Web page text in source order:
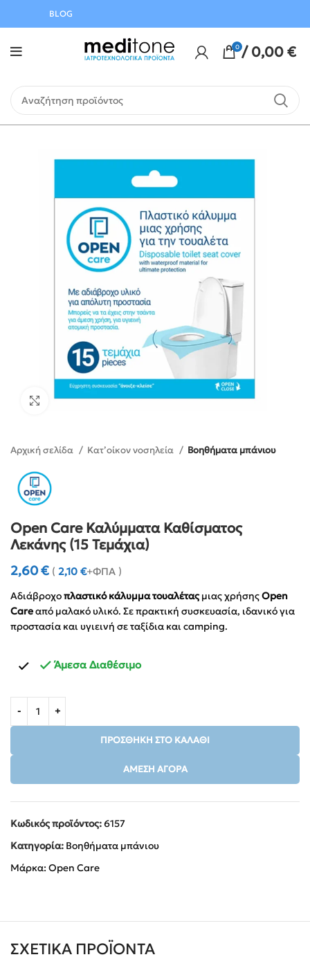
BLOG
0 / 0,00€
Click to enlarge
Αρχική σελίδα Κατ’οίκον νοσηλεία Βοηθήματα μπάνιου
Open Care Καλύμματα Καθίσματος
Λεκάνης (15 Τεμάχια)
2,60€ ( 2,10 €+ΦΠΑ )
Αδιάβροχοπλαστικό κάλυμμα τουαλέταςμιας χρήσηςOpen
Careαπό μαλακό υλικό. Σε πρακτική συσκευασία, ιδανικό για
προστασία και υγιεινή σε ταξίδια και camping.
Άμεσα Διαθέσιμο
ΠΡΟΣΘΉΚΗ ΣΤΟ ΚΑΛΆΘΙ
ΆΜΕΣΗ ΑΓΟΡΆ
Κωδικός προϊόντος:6157
Κατηγορία: Βοηθήματα μπάνιου
Μάρκα: Open Care
ΣΧΕΤΙΚΆ ΠΡΟΪΌΝΤΑ
Αυγούστου